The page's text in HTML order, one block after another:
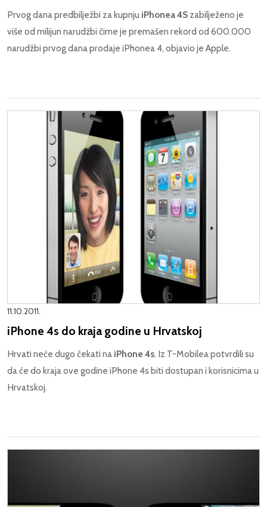
Prvog dana predbilježbi za kupnju iPhonea 4S zabilježeno je
više od milijun narudžbi čime je premašen rekord od 600.000
narudžbi prvog dana prodaje iPhonea 4, objavio je Apple.
11.10.2011.
iPhone 4s do kraja godine u Hrvatskoj
Hrvati neće dugo čekati na iPhone 4s. Iz T-Mobilea potvrdili su
da će do kraja ove godine iPhone 4s biti dostupan i korisnicima u
Hrvatskoj.